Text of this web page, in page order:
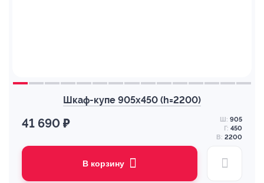
Шкаф-купе 905х450 (h=2200)
41 690 ₽ Ш: 905
Г: 450
В: 2200
В корзину